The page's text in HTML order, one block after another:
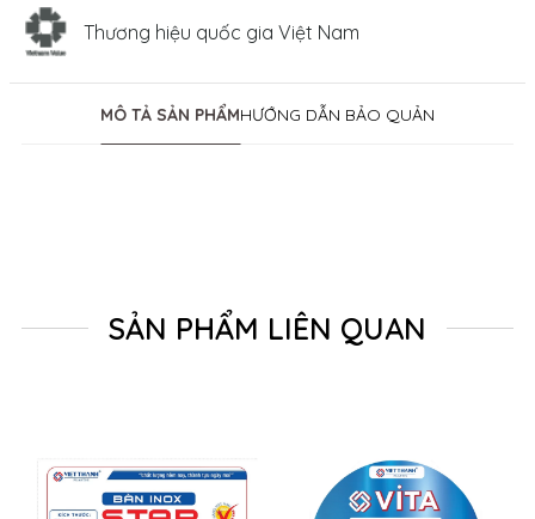
Thương hiệu quốc gia Việt Nam
MÔ TẢ SẢN PHẨMHƯỚNG DẪN BẢO QUẢN
SẢN PHẨM LIÊN QUAN